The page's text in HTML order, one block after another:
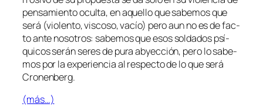
pen­sa­mien­to ocul­ta, en aque­llo que sa­be­mos que
se­rá (vio­len­to, vis­co­so, va­cío) pe­ro aun no esde fac­
toan­te no­so­tros: sa­be­mos que esos sol­da­dos psí­
qui­cos se­rán se­res de pu­ra ab­yec­ción, pe­ro lo sa­be­
mos por la ex­pe­rien­cia al res­pec­to delo que se­rá
Cronenberg.
(más…)